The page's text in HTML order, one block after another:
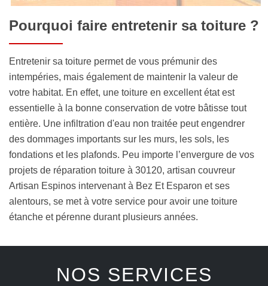
Pourquoi faire entretenir sa toiture ?
Entretenir sa toiture permet de vous prémunir des
intempéries, mais également de maintenir la valeur de
votre habitat. En effet, une toiture en excellent état est
essentielle à la bonne conservation de votre bâtisse tout
entière. Une infiltration d'eau non traitée peut engendrer
des dommages importants sur les murs, les sols, les
fondations et les plafonds. Peu importe l’envergure de vos
projets de réparation toiture à 30120, artisan couvreur
Artisan Espinos intervenant à Bez Et Esparon et ses
alentours, se met à votre service pour avoir une toiture
étanche et pérenne durant plusieurs années.
NOS SERVICES